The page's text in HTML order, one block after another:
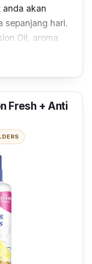
anda akan
sepanjang hari.
Oil, aroma
Fresh + Anti